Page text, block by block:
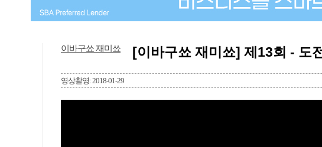
이바구쑈 재미쑈 [이바구쑈 재미쑈] 제13회 - 도
영상촬영: 2018-01-29